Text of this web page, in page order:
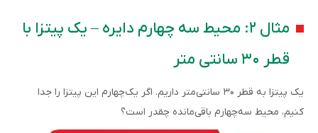
مثال ۲: محیط سه چهارم دایره – یک پیتزا با
قطر ۳۰ سانتی متر
یک پیتزا به قطر ۳۰ سانتی‌متر داریم. اگر یک‌چهارم این پیتزا را جدا
کنیم، محیط سه‌چهارم باقی‌مانده چقدر است؟